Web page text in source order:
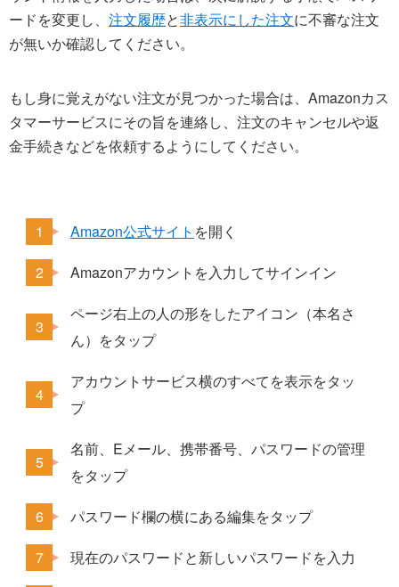
ードを変更し、 注文履歴と非表示にした注文に不審な注文
が無いか確認してください。
もし身に覚えがない注文が見つかった場合は、Amazonカス
タマーサービスにその旨を連絡し、注文のキャンセルや返
金手続きなどを依頼するようにしてください。
Amazon公式サイト を開く
Amazonアカウントを入力してサインイン
ページ右上の人の形をしたアイコン（本名さ
ん）をタップ
アカウントサービス横のすべてを表示をタッ
プ
名前、Eメール、携帯番号、パスワードの管理
をタップ
パスワード欄の横にある編集をタップ
現在のパスワードと新しいパスワードを入力